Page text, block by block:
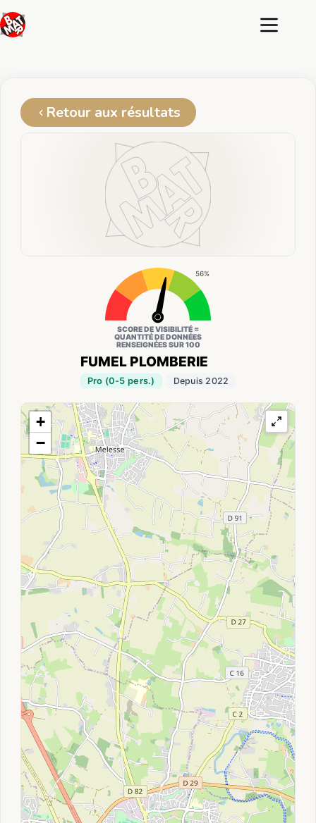
au
contenu
Retour aux résultats
FUMEL PLOMBERIE
Pro (0-5 pers.) Depuis 2022
56%
SCORE DE VISIBILITÉ =
QUANTITÉ DE DONNÉES
RENSEIGNÉES SUR 100
+
−